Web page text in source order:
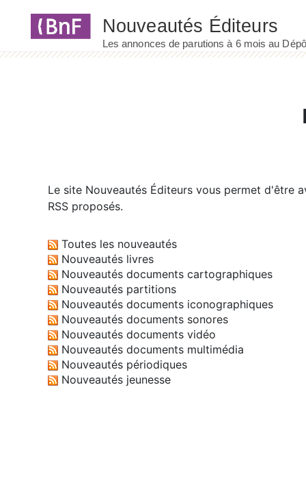
Le site Nouveautés Éditeurs vous permet d'être
RSS proposés.
Toutes les nouveautés
Nouveautés livres
Nouveautés documents cartographiques
Nouveautés partitions
Nouveautés documents iconographiques
Nouveautés documents sonores
Nouveautés documents vidéo
Nouveautés documents multimédia
Nouveautés périodiques
Nouveautés jeunesse